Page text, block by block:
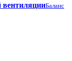
Баланс